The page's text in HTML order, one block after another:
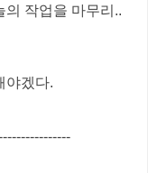
의 작업을 마무리..
야겠다.